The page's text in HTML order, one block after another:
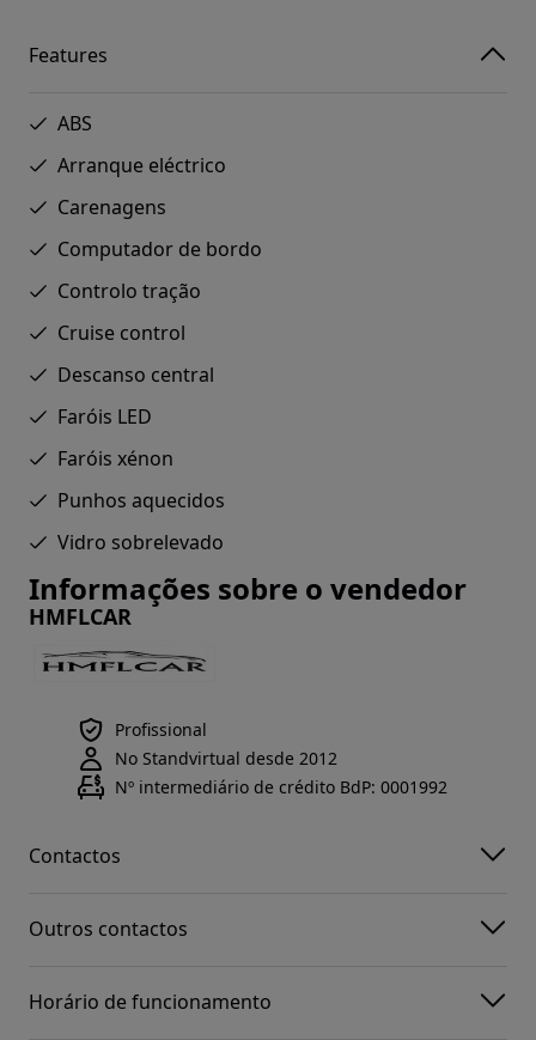
Features
ABS
Arranque eléctrico
Carenagens
Computador de bordo
Controlo tração
Cruise control
Descanso central
Faróis LED
Faróis xénon
Punhos aquecidos
Vidro sobrelevado
Informações sobre o vendedor
HMFLCAR
Profissional
No Standvirtual desde 2012
Nº intermediário de crédito BdP: 0001992
Contactos
Outros contactos
Horário de funcionamento